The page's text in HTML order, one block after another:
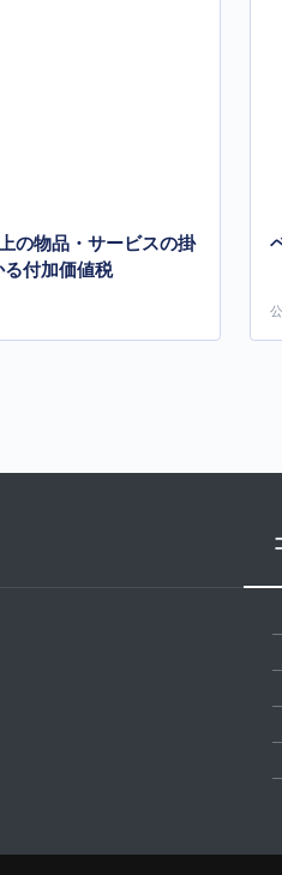
の物品・サービスの掛
付加価値税